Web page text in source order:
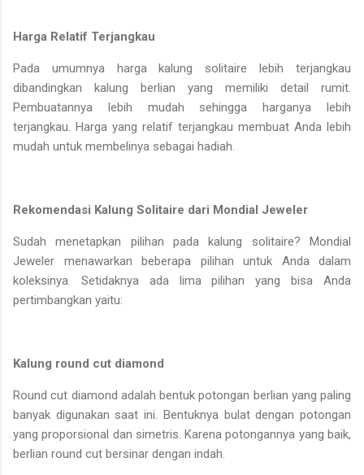
Harga Relatif Terjangkau
Pada umumnya harga kalung solitaire lebih terjangkau
dibandingkan kalung berlian yang memiliki detail rumit.
Pembuatannya lebih mudah sehingga harganya lebih
terjangkau. Harga yang relatif terjangkau membuat Anda lebih
mudah untuk membelinya sebagai hadiah.
Rekomendasi Kalung Solitaire dari Mondial Jeweler
Sudah menetapkan pilihan pada kalung solitaire? Mondial
Jeweler menawarkan beberapa pilihan untuk Anda dalam
koleksinya. Setidaknya ada lima pilihan yang bisa Anda
pertimbangkan yaitu:
Kalung round cut diamond
Round cut diamond adalah bentuk potongan berlian yang paling
banyak digunakan saat ini. Bentuknya bulat dengan potongan
yang proporsional dan simetris. Karena potongannya yang baik,
berlian round cut bersinar dengan indah.